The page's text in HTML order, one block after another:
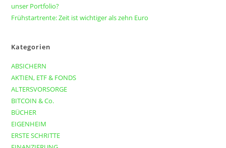
unser Portfolio?
Frühstartrente: Zeit ist wichtiger als zehn Euro
Kategorien
ABSICHERN
AKTIEN, ETF & FONDS
ALTERSVORSORGE
BITCOIN & Co.
BÜCHER
EIGENHEIM
ERSTE SCHRITTE